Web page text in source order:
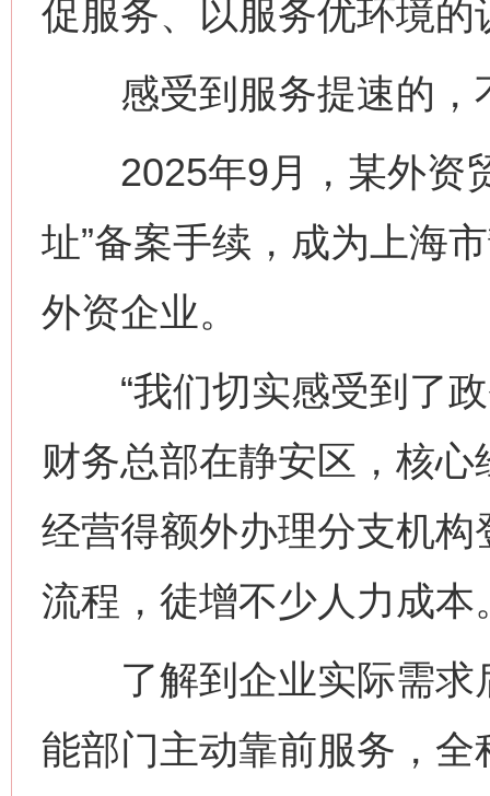
促服务、以服务优环境的
感受到服务提速的，
2025年9月，某外资贸
址”备案手续，成为上海
外资企业。
“我们切实感受到了政
财务总部在静安区，核
经营得额外办理分支机
流程，徒增不少人力成本
了解到企业实际需求
能部门主动靠前服务，